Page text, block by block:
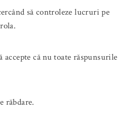
să controleze lucruri pe
accepte că nu toate răspunsurile
răbdare.